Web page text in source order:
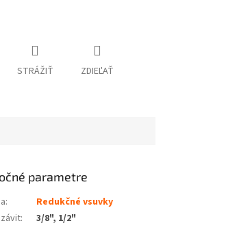
STRÁŽIŤ ZDIEĽAŤ
parametre
:
Redukčné vsuvky
: 3/8", 1/2"